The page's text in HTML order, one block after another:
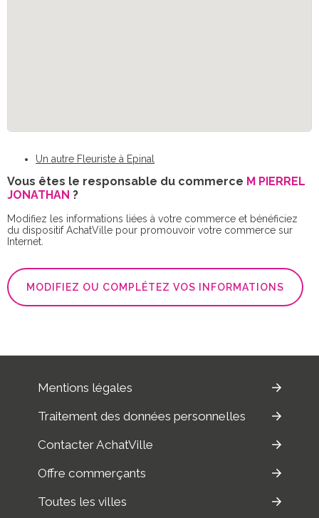
Un autre Fleuriste à Epinal
Vous êtes le responsable du commerce M PIERREL
JONATHAN ?
Modifiez les informations liées à votre commerce et bénéficiez
du dispositif AchatVille pour promouvoir votre commerce sur
Internet.
MODIFIEZ OU COMPLÉTEZ VOS INFORMATIONS
Mentions légales
Traitement des données personnelles
Contacter AchatVille
Offre commerçants
Toutes les villes